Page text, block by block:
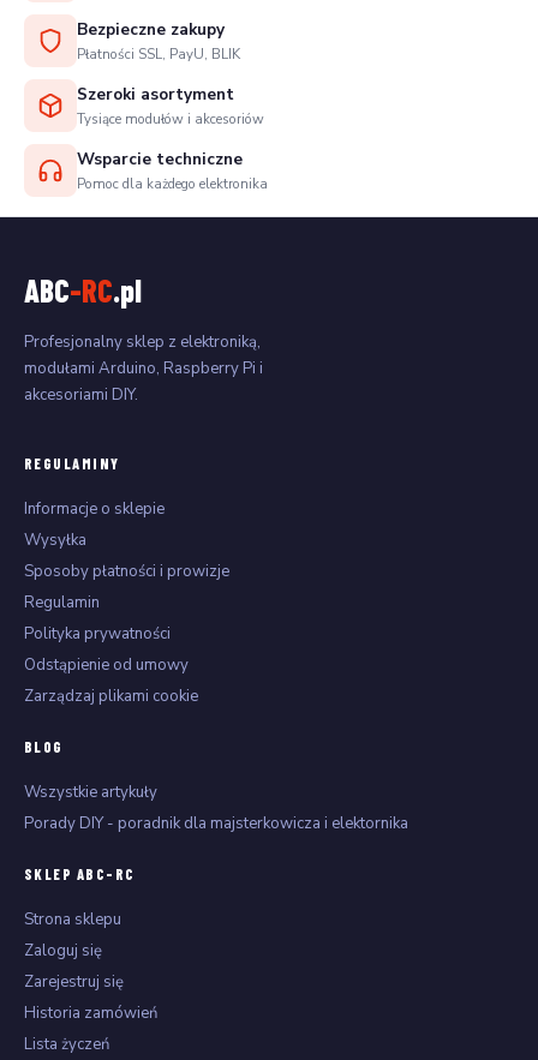
Bezpieczne zakupy
Płatności SSL, PayU, BLIK
Szeroki asortyment
Tysiące modułów i akcesoriów
Wsparcie techniczne
Pomoc dla każdego elektronika
ABC-RC.pl
Profesjonalny sklep z elektroniką,
modułami Arduino, Raspberry Pi i
akcesoriami DIY.
REGULAMINY
Informacje o sklepie
Wysyłka
Sposoby płatności i prowizje
Regulamin
Polityka prywatności
Odstąpienie od umowy
Zarządzaj plikami cookie
BLOG
Wszystkie artykuły
Porady DIY - poradnik dla majsterkowicza i elektornika
SKLEP ABC-RC
Strona sklepu
Zaloguj się
Zarejestruj się
Historia zamówień
Lista życzeń